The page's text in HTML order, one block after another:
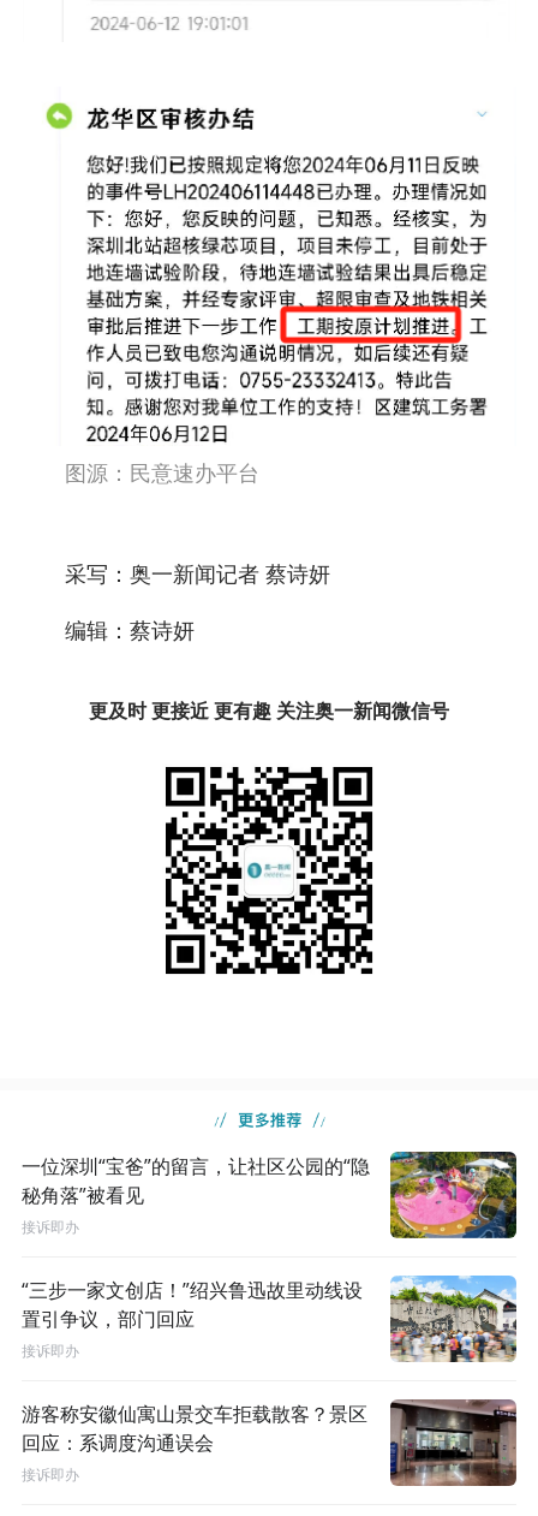
图源：民意速办平台
采写：奥一新闻记者 蔡诗妍
编辑：蔡诗妍
更及时 更接近 更有趣 关注奥一新闻微信号
一位深圳“宝爸”的留言，让社区公园的“隐
秘角落”被看见
接诉即办
“三步一家文创店！”绍兴鲁迅故里动线设
置引争议，部门回应
接诉即办
游客称安徽仙寓山景交车拒载散客？景区
回应：系调度沟通误会
接诉即办